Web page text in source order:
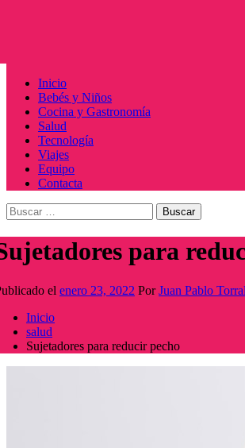
Menú
principal
Inicio
Bebés y Niños
Cocina y Gastronomía
Salud
Tecnología
Viajes
Equipo
Contacta
Buscar:
para
el enero 23, 2022 PorJuan Pablo
Inicio
salud
Sujetadores para reducir pecho